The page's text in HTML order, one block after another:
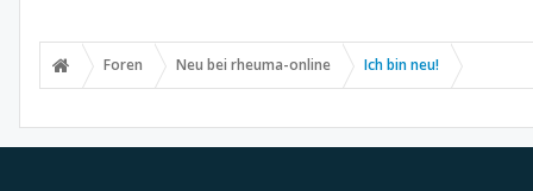
Foren Neu bei rheuma-online Ich bin neu!